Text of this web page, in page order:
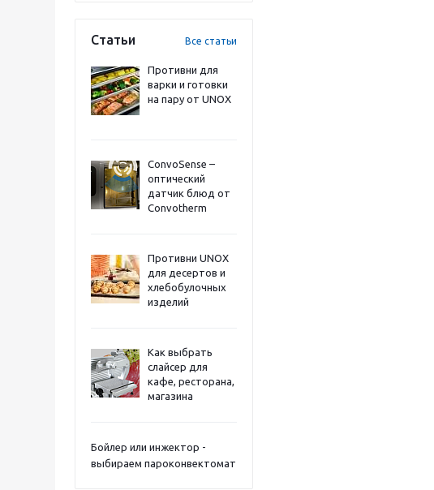
Статьи Все статьи
Противни для
варки и готовки
на пару от UNOX
ConvoSense –
оптический
датчик блюд от
Convotherm
Противни UNOX
для десертов и
хлебобулочных
изделий
Как выбрать
слайсер для
кафе, ресторана,
магазина
Бойлер или инжектор -
выбираем пароконвектомат